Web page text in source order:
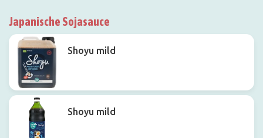
Japanische Sojasauce
Shoyu mild
Shoyu mild